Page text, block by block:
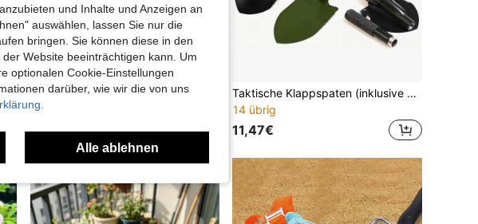
mit Griff - Robuste Metall Handschaufel und Rechen, Grabegabel - Ideal für Gärtnerei und Topfpflanzen, Lockerung von Erde Heim Handschaufel Rechen Werkzeugset, Griff Kultivieren und ländliche Gartenwerkzeuge, kompaktes Gartenwerkzeug Set
8,10€
Taktische Klappspaten (inklusive Kompass) mit Säge, Griff, Pickel und Tarnbeutel Überlebensspaten | Strapazierfähiger Edelstahl, geeignet für Camping
14 übrig
11,47€
und Inhalte und Anzeigen an
auswählen, lassen Sie nur die
bringen. Sie können diese in den
Website beeinträchtigen kann. Um
optionalen Cookie-Einstellungen
darüber, wie wir die von uns
Alle ablehnen